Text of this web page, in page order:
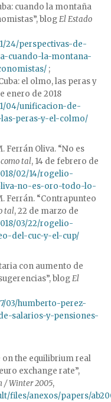
cuando la montaña
blogEl Estado
24/perspectivas-de-
cuando-la-montana-
;
el olmo, las peras y
enero de 2018
04/unificacion-de-
peras-y-el-colmo/
Ferrán Oliva. “No es
tal, 14 de febrero de
02/14/rogelio-
no-es-oro-todo-lo-
Ferrán. “Contrapunteo
tal, 22 de marzo de
03/22/rogelio-
del-cuc-y-el-cup/
con aumento de
blogEl
03/humberto-perez-
salarios-y-pensiones-
on the equilibrium real
exchange rate”,
/ Winter 2005,
files/anexos/papers/